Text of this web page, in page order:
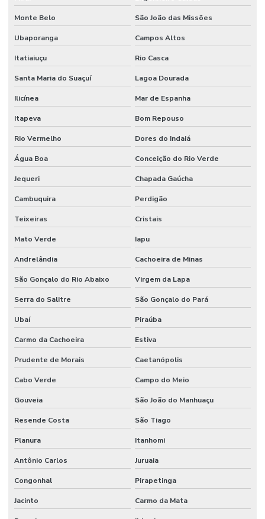
Serviços de mão de obra
Serviços de mão de obra terceirizada
Serviços Profissionais De Manutenção Preventiva
Serviços de terceirização de mão de obra
Sistemas De Monitoramento Preditivo
Soluções de engenharia e manutenção
Soluções de engenharia para manutenção industrial
Terceirização de jardinagem
Terceirização de limpeza
Terceirização de manutenção predial
Terceirização de mão de obra
Terceirização de mão de obra industrial
Terceirização de mão de obra técnica
Terceirização de serviços de manutenção predial
Monte Belo São João das Missões
Ubaporanga Campos Altos
Itatiaiuçu Rio Casca
Santa Maria do Suaçuí Lagoa Dourada
Ilicínea Mar de Espanha
Itapeva Bom Repouso
Rio Vermelho Dores do Indaiá
Água Boa Conceição do Rio Verde
Jequeri Chapada Gaúcha
Cambuquira Perdigão
Teixeiras Cristais
Mato Verde Iapu
Andrelândia Cachoeira de Minas
São Gonçalo do Rio Abaixo Virgem da Lapa
Serra do Salitre São Gonçalo do Pará
Ubaí Piraúba
Carmo da Cachoeira Estiva
Prudente de Morais Caetanópolis
Cabo Verde Campo do Meio
Gouveia São João do Manhuaçu
Resende Costa São Tiago
Planura Itanhomi
Antônio Carlos Juruaia
Congonhal Pirapetinga
Jacinto Carmo da Mata